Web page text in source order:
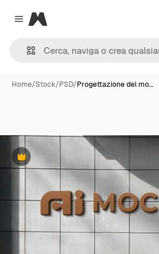
Close menu
Magnific
Home/Stock/PSD/Progettazione del mo…
Premium